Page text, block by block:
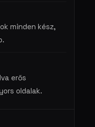
minden kész,
erős
oldalak.